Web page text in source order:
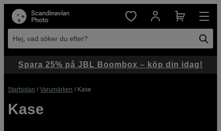
Hej, vad söker du efter?
Startsidan Varumärken Kase
Kase
Spara 25% på JBL Boombox – köp din idag!